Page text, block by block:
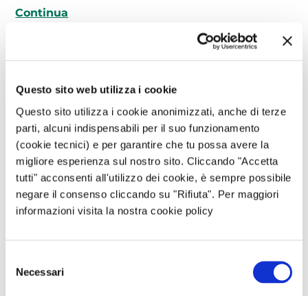
Questo sito web utilizza i cookie
Questo sito utilizza i cookie anonimizzati, anche di terze
parti, alcuni indispensabili per il suo funzionamento
(cookie tecnici) e per garantire che tu possa avere la
migliore esperienza sul nostro sito. Cliccando "Accetta
tutti" acconsenti all'utilizzo dei cookie, è sempre possibile
negare il consenso cliccando su "Rifiuta". Per maggiori
informazioni visita la nostra cookie policy
delNecessari
Continua
Come funziona un fotovoltaico?
Componenti, costi, alternative
proviene dal sole (energia solare) in…